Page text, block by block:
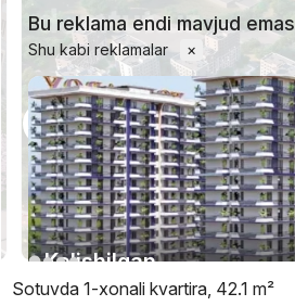
Bu reklama endi mavjud emas
Shu kabi reklamalar ×
Kelishilgan
Sotuvda 1-xonali kvartira, 42.1 m²